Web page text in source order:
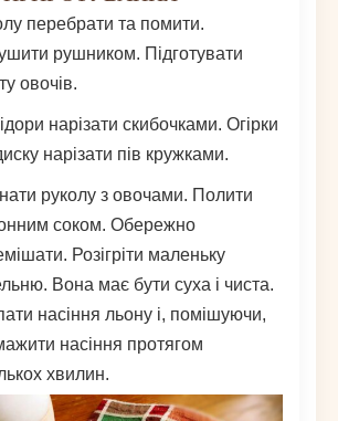
перебрати та помити.
рушником. Підготувати
овочів.
нарізати скибочками. Огірки
нарізати пів кружками.
руколу з овочами. Полити
соком. Обережно
Розігріти маленьку
Вона має бути суха і чиста.
насіння льону і, помішуючи,
насіння протягом
хвилин.